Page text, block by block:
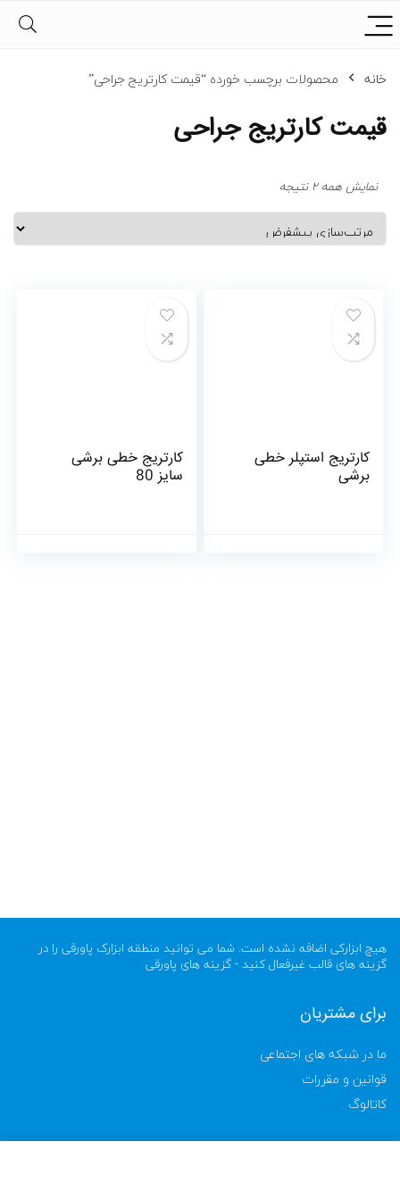
خانه محصولات برچسب خورده “قیمت کارتریج جراحی”
قیمت کارتریج جراحی
نمایش همه 2 نتیجه
کارتریج استپلر خطی
برشی
کارتریج خطی برشی
سایز 80
هیچ ابزارکی اضافه نشده است. شما می توانید منطقه ابزارک پاورقی را در
گزینه های قالب غیرفعال کنید - گزینه های پاورقی
برای مشتریان
ما در شبکه های اجتماعی
قوانین و مقررات
کاتالوگ